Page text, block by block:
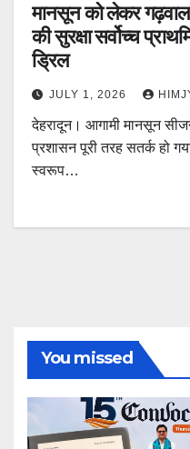
मानसून को लेकर गढ़वाल
की सुरक्षा सर्वोच्च
ड्रिल
JULY 1, 2026
देहरादून। आगामी मानसून
प्रशासन पूरी तरह सतर्क हो
स्वरूप…
You missed